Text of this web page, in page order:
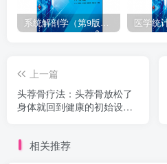
系统解剖学（第9版）丁文龙主编_人卫版教材.PDF电子书下载
上一篇
头荐骨疗法：头荐骨放松了
身体就回到健康的初始设
相关推荐